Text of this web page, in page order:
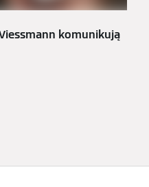
komunikują